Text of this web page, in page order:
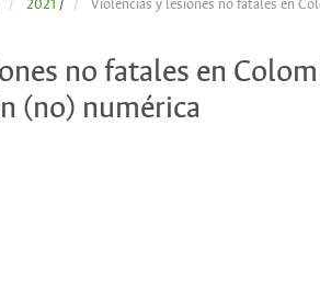
2021 / Violencias y lesiones no fatales en
no fatales en
(no) numérica